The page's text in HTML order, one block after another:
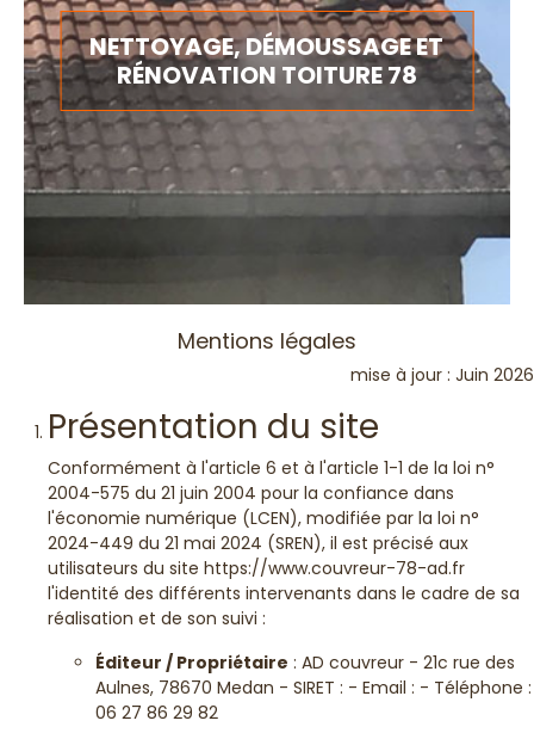
NETTOYAGE, DÉMOUSSAGE ET
RÉNOVATION TOITURE 78
Mentions légales
mise à jour : Juin 2026
Présentation du site
Conformément à l'article 6 et à l'article 1-1 de la loi n°
2004-575 du 21 juin 2004 pour la confiance dans
l'économie numérique (LCEN), modifiée par la loi n°
2024-449 du 21 mai 2024 (SREN), il est précisé aux
utilisateurs du site https://www.couvreur-78-ad.fr
l'identité des différents intervenants dans le cadre de sa
réalisation et de son suivi :
Éditeur / Propriétaire : AD couvreur - 21c rue des
Aulnes, 78670 Medan - SIRET : - Email : - Téléphone :
06 27 86 29 82